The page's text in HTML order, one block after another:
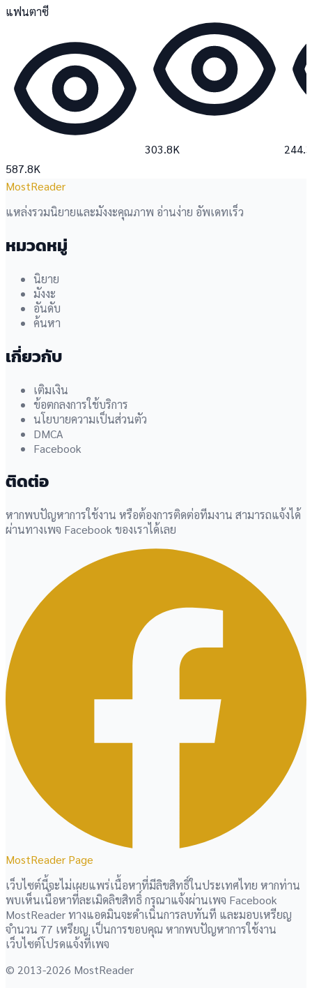
แฟนตาซี
587.8K
303.8K
MostReader
แหล่งรวมนิยายและมังงะคุณภาพ อ่านง่าย อัพเดทเร็ว
หมวดหมู่
นิยาย
มังงะ
อันดับ
ค้นหา
เกี่ยวกับ
เติมเงิน
ข้อตกลงการใช้บริการ
นโยบายความเป็นส่วนตัว
DMCA
Facebook
ติดต่อ
หากพบปัญหาการใช้งาน หรือต้องการติดต่อทีมงาน สามารถแจ้งได้
ผ่านทางเพจ Facebook ของเราได้เลย
MostReader Page
เว็บไซต์นี้จะไม่เผยแพร่เนื้อหาที่มีลิขสิทธิ์ในประเทศไทย หากท่าน
พบเห็นเนื้อหาที่ละเมิดลิขสิทธิ์ กรุณาแจ้งผ่านเพจ Facebook
MostReader ทางแอดมินจะดำเนินการลบทันที และมอบเหรียญ
จำนวน 77 เหรียญ เป็นการขอบคุณ หากพบปัญหาการใช้งาน
เว็บไซต์โปรดแจ้งที่เพจ
© 2013-2026 MostReader